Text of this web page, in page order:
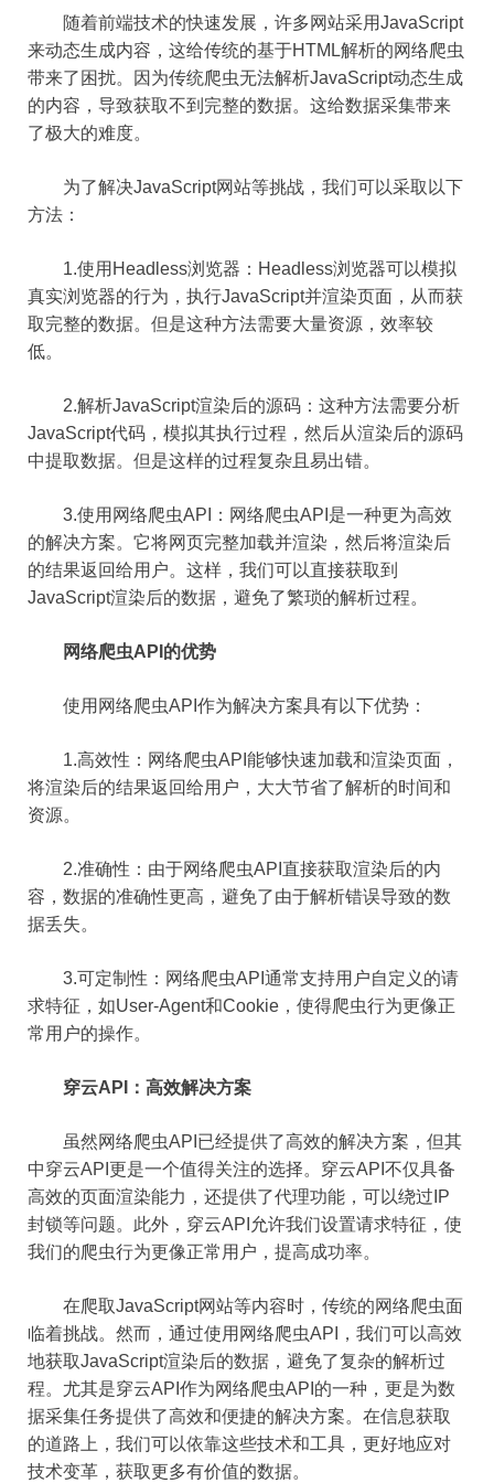
随着前端技术的快速发展，许多网站采用JavaScript
来动态生成内容，这给传统的基于HTML解析的网络爬虫
带来了困扰。因为传统爬虫无法解析JavaScript动态生成
的内容，导致获取不到完整的数据。这给数据采集带来
了极大的难度。
为了解决JavaScript网站等挑战，我们可以采取以下
方法：
1.使用Headless浏览器：Headless浏览器可以模拟
真实浏览器的行为，执行JavaScript并渲染页面，从而获
取完整的数据。但是这种方法需要大量资源，效率较
低。
2.解析JavaScript渲染后的源码：这种方法需要分析
JavaScript代码，模拟其执行过程，然后从渲染后的源码
中提取数据。但是这样的过程复杂且易出错。
3.使用网络爬虫API：网络爬虫API是一种更为高效
的解决方案。它将网页完整加载并渲染，然后将渲染后
的结果返回给用户。这样，我们可以直接获取到
JavaScript渲染后的数据，避免了繁琐的解析过程。
网络爬虫API的优势
使用网络爬虫API作为解决方案具有以下优势：
1.高效性：网络爬虫API能够快速加载和渲染页面，
将渲染后的结果返回给用户，大大节省了解析的时间和
资源。
2.准确性：由于网络爬虫API直接获取渲染后的内
容，数据的准确性更高，避免了由于解析错误导致的数
据丢失。
3.可定制性：网络爬虫API通常支持用户自定义的请
求特征，如User-Agent和Cookie，使得爬虫行为更像正
常用户的操作。
穿云API：高效解决方案
虽然网络爬虫API已经提供了高效的解决方案，但其
中穿云API更是一个值得关注的选择。穿云API不仅具备
高效的页面渲染能力，还提供了代理功能，可以绕过IP
封锁等问题。此外，穿云API允许我们设置请求特征，使
我们的爬虫行为更像正常用户，提高成功率。
在爬取JavaScript网站等内容时，传统的网络爬虫面
临着挑战。然而，通过使用网络爬虫API，我们可以高效
地获取JavaScript渲染后的数据，避免了复杂的解析过
程。尤其是穿云API作为网络爬虫API的一种，更是为数
据采集任务提供了高效和便捷的解决方案。在信息获取
的道路上，我们可以依靠这些技术和工具，更好地应对
技术变革，获取更多有价值的数据。